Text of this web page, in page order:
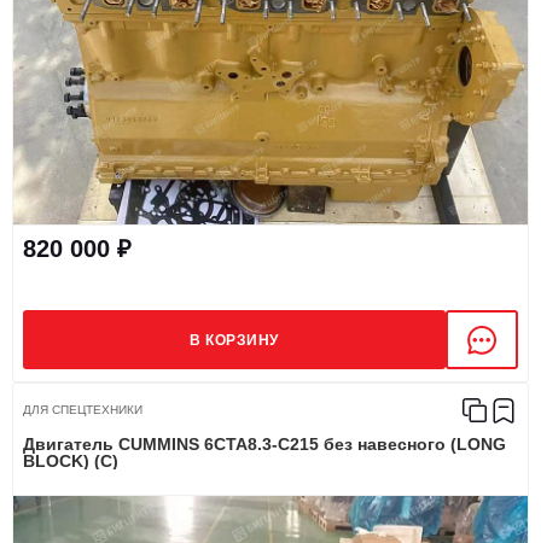
820 000 ₽
В КОРЗИНУ
ДЛЯ СПЕЦТЕХНИКИ
Двигатель CUMMINS 6CTA8.3-C215 без навесного (LONG
BLOCK) (C)